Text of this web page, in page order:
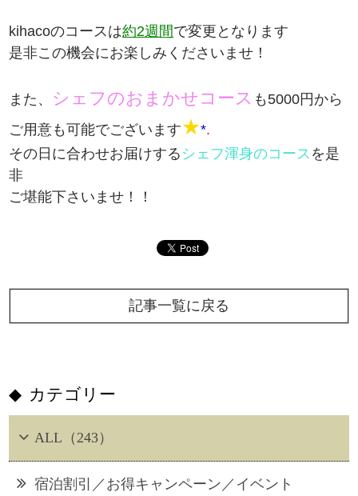
kihacoのコースは約2週間で変更となります
是非この機会にお楽しみくださいませ！
また、 シェフのおまかせコース も5000円から
ご用意も可能でございます★*.
その日に合わせお届けする シェフ渾身のコース を是
非
ご堪能下さいませ！！
記事一覧に戻る
カテゴリー
ALL（243）
宿泊割引／お得キャンペーン／イベント